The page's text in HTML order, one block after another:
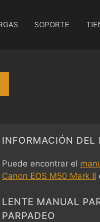
SOPORTE
INFORMACIÓN DEL
Puede encontrar el
Canon EOS M50 Mark II
LENTE MANUAL
PARPADEO